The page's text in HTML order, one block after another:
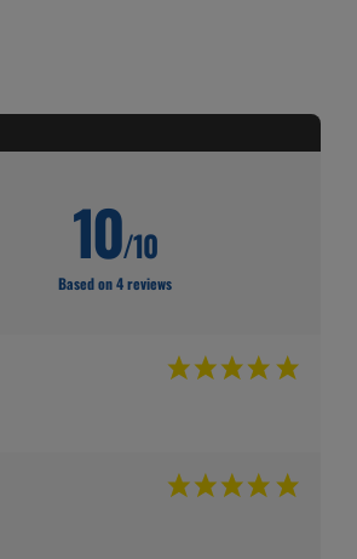
10/10
Based on 4 reviews